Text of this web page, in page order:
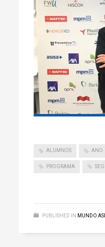
ALUMNOS ANO
PROGRAMA
PUBLISHED IN MUNDO